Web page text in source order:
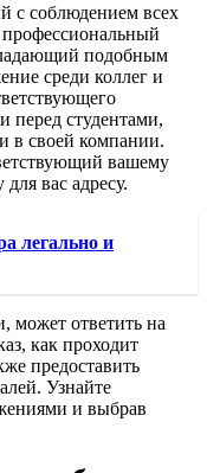
с соблюдением всех
подобным
среди коллег и
перед студентами,
в своей компании.
вашему
вас адресу.
легально и
может ответить на
как проходит
предоставить
Узнайте
и выбрав